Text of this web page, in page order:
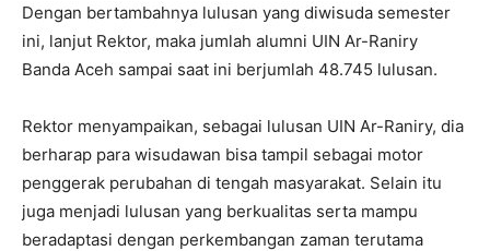
Dengan bertambahnya lulusan yang diwisuda semester
ini, lanjut Rektor, maka jumlah alumni UIN Ar-Raniry
Banda Aceh sampai saat ini berjumlah 48.745 lulusan.
Rektor menyampaikan, sebagai lulusan UIN Ar-Raniry, dia
berharap para wisudawan bisa tampil sebagai motor
penggerak perubahan di tengah masyarakat. Selain itu
juga menjadi lulusan yang berkualitas serta mampu
beradaptasi dengan perkembangan zaman terutama